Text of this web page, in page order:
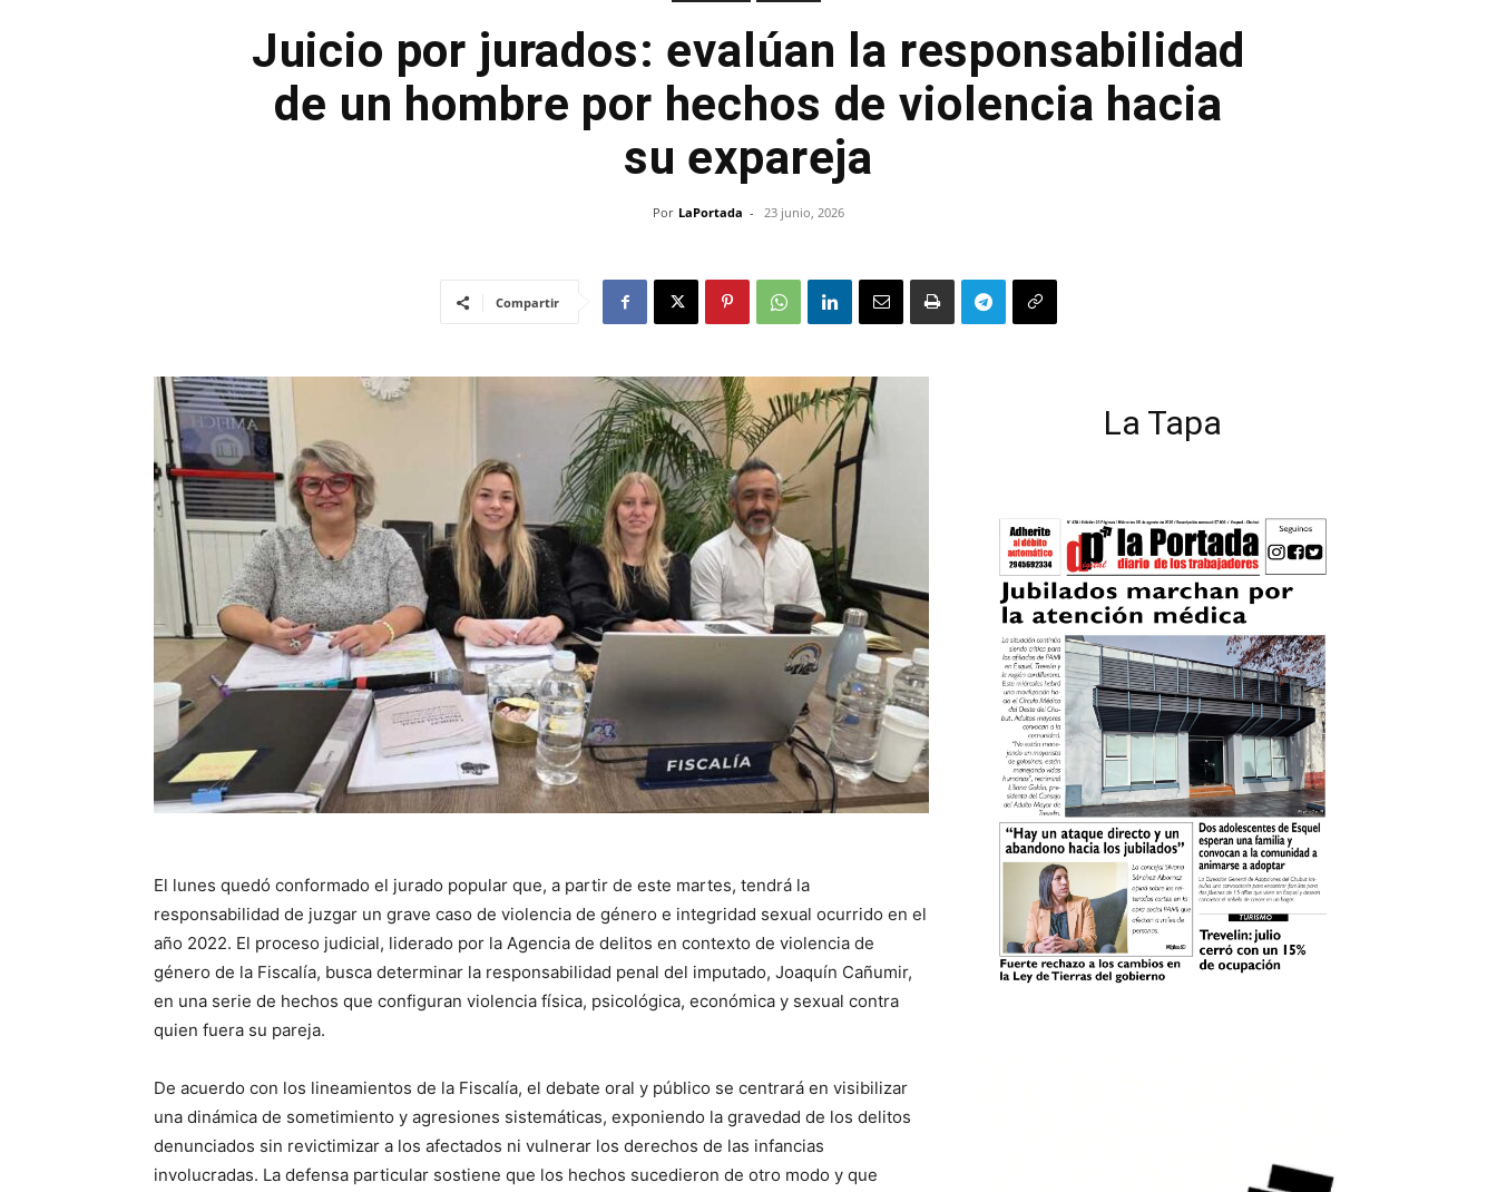
Juicio por jurados: evalúan la responsabilidad
de un hombre por hechos de violencia hacia
su expareja
Por LaPortada - 23 junio, 2026
Compartir
El lunes quedó conformado el jurado popular que, a partir de este martes, tendrá la
responsabilidad de juzgar un grave caso de violencia de género e integridad sexual ocurrido en el
año 2022. El proceso judicial, liderado por la Agencia de delitos en contexto de violencia de
género de la Fiscalía, busca determinar la responsabilidad penal del imputado, Joaquín Cañumir,
en una serie de hechos que configuran violencia física, psicológica, económica y sexual contra
quien fuera su pareja.
De acuerdo con los lineamientos de la Fiscalía, el debate oral y público se centrará en visibilizar
una dinámica de sometimiento y agresiones sistemáticas, exponiendo la gravedad de los delitos
denunciados sin revictimizar a los afectados ni vulnerar los derechos de las infancias
involucradas. La defensa particular sostiene que los hechos sucedieron de otro modo y que
La Tapa